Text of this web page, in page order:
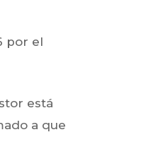
por el
está
a que